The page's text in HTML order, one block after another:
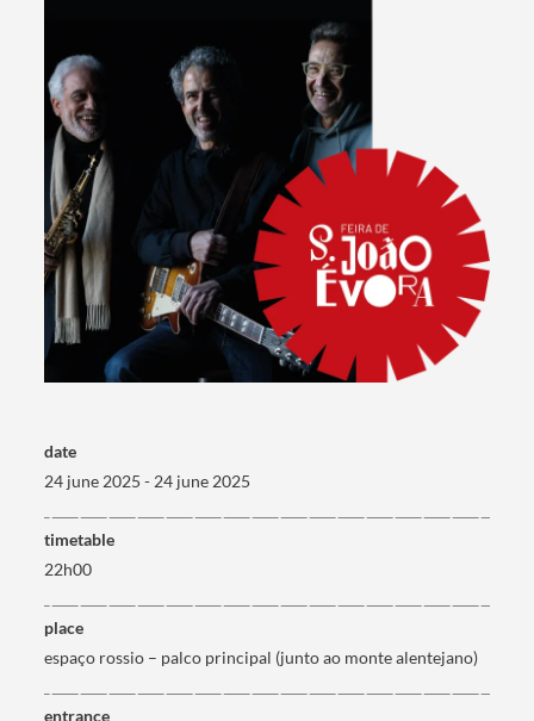
Categories
Filters
date
24 june 2025 - 24 june 2025
timetable
22h00
place
espaço rossio – palco principal (junto ao monte alentejano)
entrance